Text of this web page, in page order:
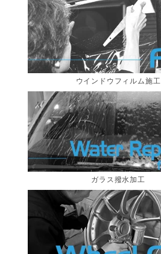
ウインドウフィルム施工
ガラス撥水加工